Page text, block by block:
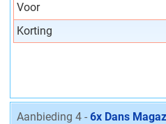
Voor
Korting
Aanbieding 4 - 6x Dans